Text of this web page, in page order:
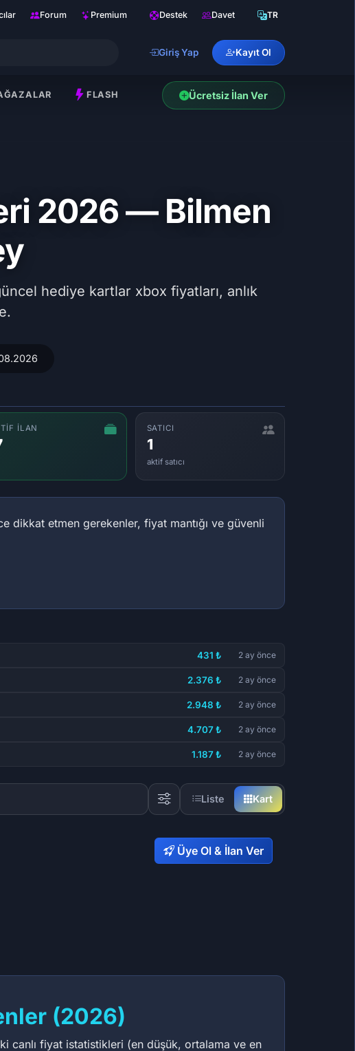
Forum Premium Destek Davet TR
Giriş Yap Kayıt Ol
FLASH Ücretsiz İlan Ver
2026 — Bilmen
hediye kartlar xbox fiyatları, anlık
İLAN SATICI
1
aktif satıcı
dikkat etmen gerekenler, fiyat mantığı ve güvenli
431 ₺ 2 ay önce
2.376 ₺ 2 ay önce
2.948 ₺ 2 ay önce
4.707 ₺ 2 ay önce
1.187 ₺ 2 ay önce
Liste Kart
Üye Ol & İlan Ver
(2026)
canlı fiyat istatistikleri (en düşük, ortalama ve en